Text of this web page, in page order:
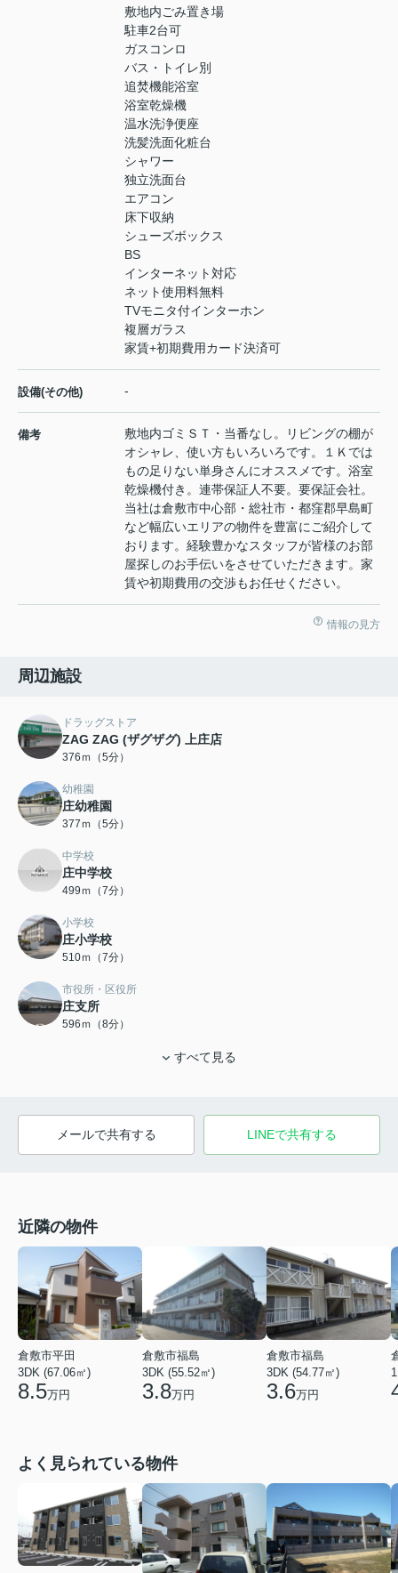
敷地内ごみ置き場
駐車2台可
ガスコンロ
バス・トイレ別
追焚機能浴室
浴室乾燥機
温水洗浄便座
洗髪洗面化粧台
シャワー
独立洗面台
エアコン
床下収納
シューズボックス
BS
インターネット対応
ネット使用料無料
TVモニタ付インターホン
複層ガラス
家賃+初期費用カード決済可
設備(その他) -
備考
敷地内ゴミＳＴ・当番なし。リビングの棚が
オシャレ、使い方もいろいろです。１Ｋでは
もの足りない単身さんにオススメです。浴室
乾燥機付き。連帯保証人不要。要保証会社。
当社は倉敷市中心部・総社市・都窪郡早島町
など幅広いエリアの物件を豊富にご紹介して
おります。経験豊かなスタッフが皆様のお部
屋探しのお手伝いをさせていただきます。家
賃や初期費用の交渉もお任せください。
情報の見方
周辺施設
ドラッグストア
ZAG ZAG (ザグザグ) 上庄店
376ｍ（5分）
幼稚園
庄幼稚園
377ｍ（5分）
中学校
庄中学校
499ｍ（7分）
小学校
庄小学校
510ｍ（7分）
市役所・区役所
庄支所
596ｍ（8分）
すべて見る
メールで共有する LINEで共有する
近隣の物件
倉敷市平田
3DK (67.06㎡)
8.5万円
倉敷市福島
3DK (55.52㎡)
3.8万円
倉敷市福島
3DK (54.77㎡)
3.6万円
よく見られている物件